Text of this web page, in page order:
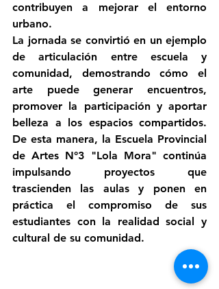
contribuyen a mejorar el entorno
urbano.
La jornada se convirtió en un ejemplo
de articulación entre escuela y
comunidad, demostrando cómo el
arte puede generar encuentros,
promover la participación y aportar
belleza a los espacios compartidos.
De esta manera, la Escuela Provincial
de Artes N°3 "Lola Mora" continúa
impulsando proyectos que
trascienden las aulas y ponen en
práctica el compromiso de sus
estudiantes con la realidad social y
cultural de su comunidad.